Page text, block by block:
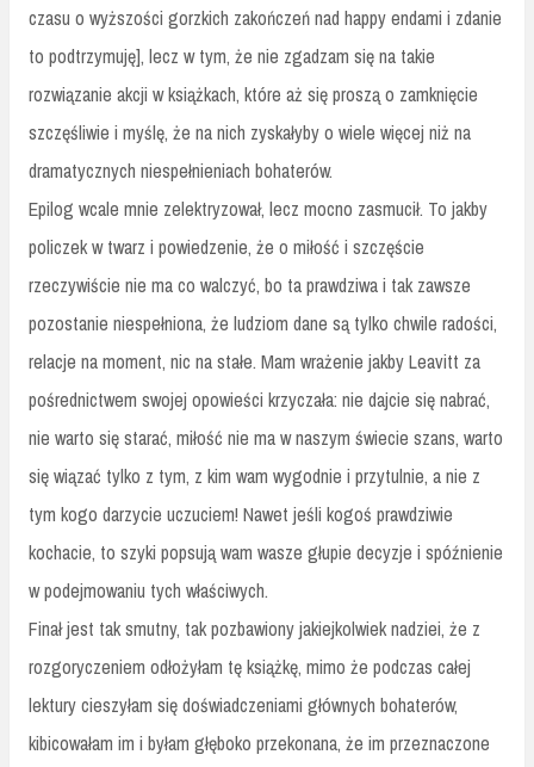
czasu o wyższości gorzkich zakończeń nad happy endami i zdanie
to podtrzymuję], lecz w tym, że nie zgadzam się na takie
rozwiązanie akcji w książkach, które aż się proszą o zamknięcie
szczęśliwie i myślę, że na nich zyskałyby o wiele więcej niż na
dramatycznych niespełnieniach bohaterów.
Epilog wcale mnie zelektryzował, lecz mocno zasmucił. To jakby
policzek w twarz i powiedzenie, że o miłość i szczęście
rzeczywiście nie ma co walczyć, bo ta prawdziwa i tak zawsze
pozostanie niespełniona, że ludziom dane są tylko chwile radości,
relacje na moment, nic na stałe. Mam wrażenie jakby Leavitt za
pośrednictwem swojej opowieści krzyczała: nie dajcie się nabrać,
nie warto się starać, miłość nie ma w naszym świecie szans, warto
się wiązać tylko z tym, z kim wam wygodnie i przytulnie, a nie z
tym kogo darzycie uczuciem! Nawet jeśli kogoś prawdziwie
kochacie, to szyki popsują wam wasze głupie decyzje i spóźnienie
w podejmowaniu tych właściwych.
Finał jest tak smutny, tak pozbawiony jakiejkolwiek nadziei, że z
rozgoryczeniem odłożyłam tę książkę, mimo że podczas całej
lektury cieszyłam się doświadczeniami głównych bohaterów,
kibicowałam im i byłam głęboko przekonana, że im przeznaczone